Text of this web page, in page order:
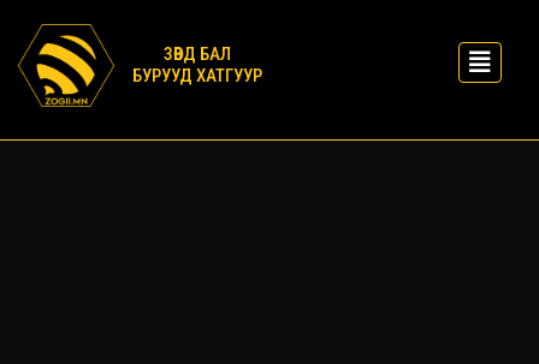
ЗӨВД БАЛ
БУРУУД ХАТГУУР